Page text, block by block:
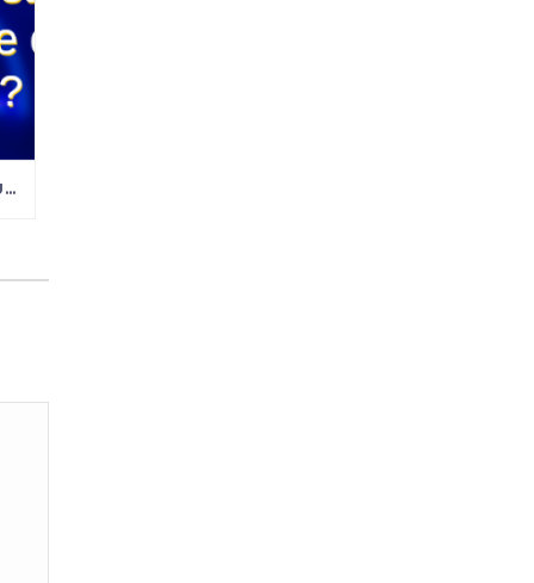
VOCÊ CONTROLA SEU ESTOQUE OU É O SEU ESTOQUE QUE CONTROLA VOCÊ?